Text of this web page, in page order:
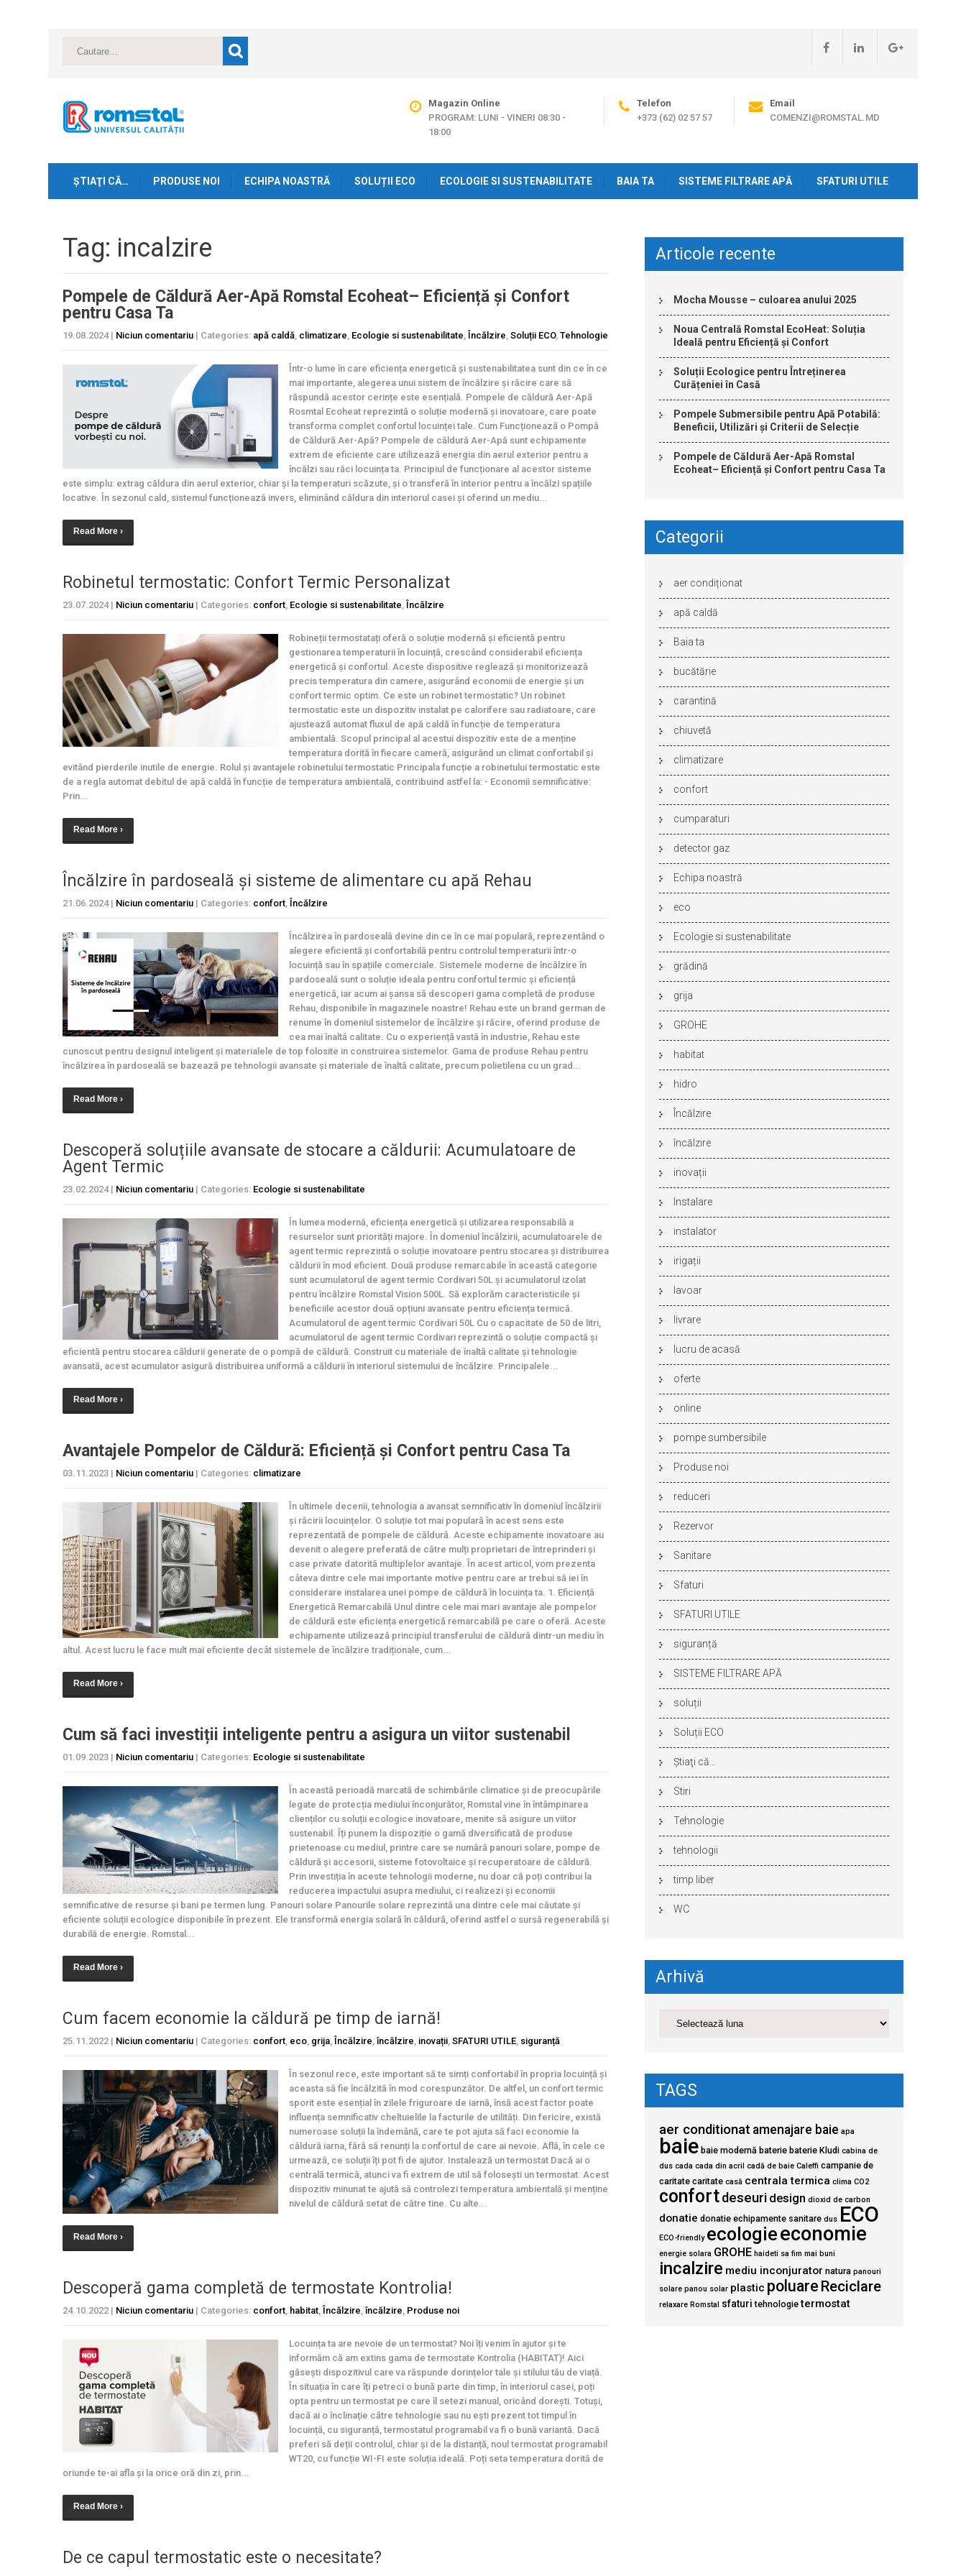
Magazin Online
PROGRAM: LUNI - VINERI 08:30 -
18:00
Telefon
+373 (62) 02 57 57
Email
COMENZI@ROMSTAL.MD
ŞTIAŢI CĂ… PRODUSE NOI ECHIPA NOASTRĂ SOLUȚII ECO ECOLOGIE SI SUSTENABILITATE BAIA TA SISTEME FILTRARE APĂ SFATURI UTILE
Tag: incalzire
Pompele de Căldură Aer-Apă Romstal Ecoheat– Eficiență și Confort
pentru Casa Ta
19.08.2024 | Niciun comentariu | Categories: apă caldă, climatizare, Ecologie si sustenabilitate, Încălzire, Soluții ECO, Tehnologie
Într-o lume în care eficiența energetică și sustenabilitatea sunt din ce în ce
mai importante, alegerea unui sistem de încălzire și răcire care să
răspundă acestor cerințe este esențială. Pompele de căldură Aer-Apă
Rosmtal Ecoheat reprezintă o soluție modernă și inovatoare, care poate
transforma complet confortul locuinței tale. Cum Funcționează o Pompă
de Căldură Aer-Apă? Pompele de căldură Aer-Apă sunt echipamente
extrem de eficiente care utilizează energia din aerul exterior pentru a
încălzi sau răci locuința ta. Principiul de funcționare al acestor sisteme
este simplu: extrag căldura din aerul exterior, chiar și la temperaturi scăzute, și o transferă în interior pentru a încălzi spațiile
locative. În sezonul cald, sistemul funcționează invers, eliminând căldura din interiorul casei și oferind un mediu...
Read More ›
Robinetul termostatic: Confort Termic Personalizat
23.07.2024 | Niciun comentariu | Categories: confort, Ecologie si sustenabilitate, Încălzire
Robineții termostatați oferă o soluție modernă și eficientă pentru
gestionarea temperaturii în locuință, crescând considerabil eficiența
energetică și confortul. Aceste dispositive reglează și monitorizează
precis temperatura din camere, asigurând economii de energie și un
confort termic optim. Ce este un robinet termostatic? Un robinet
termostatic este un dispozitiv instalat pe calorifere sau radiatoare, care
ajustează automat fluxul de apă caldă în funcție de temperatura
ambientală. Scopul principal al acestui dispozitiv este de a menține
temperatura dorită în fiecare cameră, asigurând un climat confortabil și
evitând pierderile inutile de energie. Rolul și avantajele robinetului termostatic Principala funcție a robinetului termostatic este
de a regla automat debitul de apă caldă în funcție de temperatura ambientală, contribuind astfel la: - Economii semnificative:
Prin...
Read More ›
Încălzire în pardoseală și sisteme de alimentare cu apă Rehau
21.06.2024 | Niciun comentariu | Categories: confort, Încălzire
Încălzirea în pardoseală devine din ce în ce mai populară, reprezentând o
alegere eficientă și confortabilă pentru controlul temperaturii într-o
locuință sau în spațiile comerciale. Sistemele moderne de încălzire în
pardoseală sunt o soluție ideala pentru confortul termic și eficiență
energetică, iar acum ai șansa să descoperi gama completă de produse
Rehau, disponibile în magazinele noastre! Rehau este un brand german de
renume în domeniul sistemelor de încălzire și răcire, oferind produse de
cea mai înaltă calitate. Cu o experiență vastă în industrie, Rehau este
cunoscut pentru designul inteligent și materialele de top folosite in construirea sistemelor. Gama de produse Rehau pentru
încălzirea în pardoseală se bazează pe tehnologii avansate și materiale de înaltă calitate, precum polietilena cu un grad...
Read More ›
Descoperă soluțiile avansate de stocare a căldurii: Acumulatoare de
Agent Termic
23.02.2024 | Niciun comentariu | Categories: Ecologie si sustenabilitate
În lumea modernă, eficiența energetică și utilizarea responsabilă a
resurselor sunt priorități majore. În domeniul încălzirii, acumulatoarele de
agent termic reprezintă o soluție inovatoare pentru stocarea și distribuirea
căldurii în mod eficient. Două produse remarcabile în această categorie
sunt acumulatorul de agent termic Cordivari 50L și acumulatorul izolat
pentru încălzire Romstal Vision 500L. Să explorăm caracteristicile și
beneficiile acestor două opțiuni avansate pentru eficiența termică.
Acumulatorul de agent termic Cordivari 50L Cu o capacitate de 50 de litri,
acumulatorul de agent termic Cordivari reprezintă o soluție compactă și
eficientă pentru stocarea căldurii generate de o pompă de căldură. Construit cu materiale de înaltă calitate și tehnologie
avansată, acest acumulator asigură distribuirea uniformă a căldurii în interiorul sistemului de încălzire. Principalele...
Read More ›
Avantajele Pompelor de Căldură: Eficiență și Confort pentru Casa Ta
03.11.2023 | Niciun comentariu | Categories: climatizare
În ultimele decenii, tehnologia a avansat semnificativ în domeniul încălzirii
și răcirii locuințelor. O soluție tot mai populară în acest sens este
reprezentată de pompele de căldură. Aceste echipamente inovatoare au
devenit o alegere preferată de către mulți proprietari de întreprinderi și
case private datorită multiplelor avantaje. În acest articol, vom prezenta
câteva dintre cele mai importante motive pentru care ar trebui să iei în
considerare instalarea unei pompe de căldură în locuința ta. 1. Eficiență
Energetică Remarcabilă Unul dintre cele mai mari avantaje ale pompelor
de căldură este eficiența energetică remarcabilă pe care o oferă. Aceste
echipamente utilizează principiul transferului de căldură dintr-un mediu în
altul. Acest lucru le face mult mai eficiente decât sistemele de încălzire tradiționale, cum...
Read More ›
Cum să faci investiții inteligente pentru a asigura un viitor sustenabil
01.09.2023 | Niciun comentariu | Categories: Ecologie si sustenabilitate
În această perioadă marcată de schimbările climatice și de preocupările
legate de protecția mediului înconjurător, Romstal vine în întâmpinarea
clienților cu soluții ecologice inovatoare, menite să asigure un viitor
sustenabil. Îți punem la dispoziție o gamă diversificată de produse
prietenoase cu mediul, printre care se numără panouri solare, pompe de
căldură și accesorii, sisteme fotovoltaice și recuperatoare de căldură.
Prin investiția în aceste tehnologii moderne, nu doar că poți contribui la
reducerea impactului asupra mediului, ci realizezi și economii
semnificative de resurse și bani pe termen lung. Panouri solare Panourile solare reprezintă una dintre cele mai căutate și
eficiente soluții ecologice disponibile în prezent. Ele transformă energia solară în căldură, oferind astfel o sursă regenerabilă și
durabilă de energie. Romstal...
Read More ›
Cum facem economie la căldură pe timp de iarnă!
25.11.2022 | Niciun comentariu | Categories: confort, eco, grija, Încălzire,încălzire, inovații, SFATURI UTILE, siguranță
În sezonul rece, este important să te simți confortabil în propria locuință și
aceasta să fie încălzită în mod corespunzător. De altfel, un confort termic
sporit este esențial în zilele friguroare de iarnă, însă acest factor poate
influența semnificativ cheltuielile la facturile de utilități. Din fericire, există
numeroase soluții la îndemână, care te pot ajuta să faci economie la
căldură iarna, fără să renunți la confortul de care ai nevoie. Află, în cele ce
urmează, ce soluții îți pot fi de ajutor. Instalează un termostat Dacă ai o
centrală termică, atunci va fi extrem de util să folosești un termostat. Acest
dispozitiv minunat te ajută să controlezi temperatura ambientală și menține
nivelul de căldură setat de către tine. Cu alte...
Read More ›
Descoperă gama completă de termostate Kontrolia!
24.10.2022 | Niciun comentariu | Categories: confort, habitat, Încălzire,încălzire, Produse noi
Locuința ta are nevoie de un termostat? Noi îți venim în ajutor și te
informăm că am extins gama de termostate Kontrolia (HABITAT)! Aici
găsești dispozitivul care va răspunde dorințelor tale și stilului tău de viață.
În situația în care îți petreci o bună parte din timp, în interiorul casei, poți
opta pentru un termostat pe care îl setezi manual, oricând dorești. Totuși,
dacă ai o înclinație către tehnologie sau nu ești prezent tot timpul în
locuință, cu siguranță, termostatul programabil va fi o bună variantă. Dacă
preferi să deții controlul, chiar și de la distanță, noul termostat programabil
WT20, cu funcție WI-FI este soluția ideală. Poți seta temperatura dorită de
oriunde te-ai afla și la orice oră din zi, prin...
Read More ›
De ce capul termostatic este o necesitate?
Articole recente
Mocha Mousse – culoarea anului 2025
Noua Centrală Romstal EcoHeat: Soluția
Ideală pentru Eficiență și Confort
Soluții Ecologice pentru Întreținerea
Curățeniei în Casă
Pompele Submersibile pentru Apă Potabilă:
Beneficii, Utilizări și Criterii de Selecție
Pompele de Căldură Aer-Apă Romstal
Ecoheat– Eficiență și Confort pentru Casa Ta
Categorii
aer condiționat
apă caldă
Baia ta
bucătărie
carantină
chiuvetă
climatizare
confort
cumparaturi
detector gaz
Echipa noastră
eco
Ecologie si sustenabilitate
grădină
grija
GROHE
habitat
hidro
Încălzire
încălzire
inovații
Instalare
instalator
irigații
lavoar
livrare
lucru de acasă
oferte
online
pompe sumbersibile
Produse noi
reduceri
Rezervor
Sanitare
Sfaturi
SFATURI UTILE
siguranță
SISTEME FILTRARE APĂ
soluții
Soluții ECO
Ştiaţi că…
Stiri
Tehnologie
tehnologii
timp liber
WC
Arhivă
TAGS
aer conditionat amenajare baie apa
baie baie modernă baterie baterie Kludi cabina de
dus cada cada din acril cadă de baie Caleffi campanie de
caritate caritate casă centrala termica clima CO2
confortdeseuri design dioxid de carbon
donatie donatie echipamente sanitare dus ECO
ECO-friendly ecologieeconomie
energie solara GROHE haideti sa fim mai buni
incalzire mediu inconjurator natura panouri
solare panou solar plastic poluare Reciclare
relaxare Romstal sfaturi tehnologie termostat